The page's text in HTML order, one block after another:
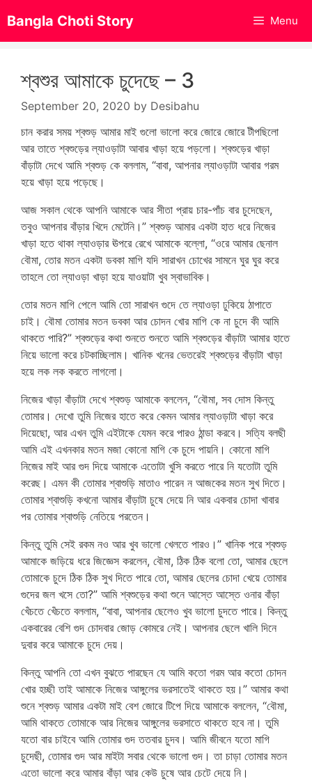
to
content
Bangla Choti Story Menu
শ্বশুর আমাকে চুদেছে – 3
September 20, 2020 by Desibahu
চান করার সময় শ্বশুড় আমার মাই গুলো ভালো করে জোরে জোরে টীপছিলো
আর তাতে শ্বশুড়ের ল্যাওড়াটা আবার খাড়া হয়ে পড়লো। শ্বশুড়ের খাড়া
বাঁড়াটা দেখে আমি শ্বশুড় কে বললাম, “বাবা, আপনার ল্যাওড়াটা আবার গরম
হয়ে খাড়া হয়ে পড়েছে।
আজ সকাল থেকে আপনি আমাকে আর সীতা প্রায় চার-পাঁচ বার চুদেছেন,
তবুও আপনার বাঁড়ার খিদে মেটেনি।” শ্বশুড় আমার একটা হাত ধরে নিজের
খাড়া হতে থাকা ল্যাওড়ার ঊপরে রেখে আমাকে বল্লো, “ওরে আমার ছেনাল
বৌমা, তোর মতন একটা ডবকা মাগি যদি সারাখন চোখের সামনে ঘুর ঘুর করে
তাহলে তো ল্যাওড়া খাড়া হয়ে যাওয়াটা খুব স্বাভাবিক।
তোর মতন মাগি পেলে আমি তো সারাখন গুদে তে ল্যাওড়া ঢুকিয়ে ঠাপাতে
চাই। বৌমা তোমার মতন ডবকা আর চোদন খোর মাগি কে না চুদে কী আমি
থাকতে পারি?” শ্বশুড়ের কথা শুনতে শুনতে আমি শ্বশুড়ের বাঁড়াটা আমার হাতে
নিয়ে ভালো করে চটকাচ্ছিলাম। খানিক খনের ভেতরেই শ্বশুড়ের বাঁড়াটা খাড়া
হয়ে লক লক করতে লাগলো।
নিজের খাড়া বাঁড়াটা দেখে শ্বশুড় আমাকে বললেন, “বৌমা, সব দোস কিন্তু
তোমার। দেখো তুমি নিজের হাতে করে কেমন আমার ল্যাওড়াটা খাড়া করে
দিয়েছো, আর এখন তুমি এইটাকে যেমন করে পারও ঠান্ডা করবে। সত্যি বলছী
আমি এই এখনকার মতন মজা কোনো মাগি কে চুদে পায়নি। কোনো মাগি
নিজের মাই আর গুদ দিয়ে আমাকে এতোটা খুসি করতে পারে নি যতোটা তুমি
করেছ। এমন কী তোমার শ্বাশুড়ি মাতাও পারেন ন আজকের মতন সুখ দিতে।
তোমার শ্বাশুড়ি কখনো আমার বাঁড়াটা চুষে দেয়ে নি আর একবার চোদা খাবার
পর তোমার শ্বাশুড়ি নেতিয়ে পরতেন।
কিন্তু তুমি সেই রকম নও আর খুব ভালো খেলতে পারও।” খানিক পরে শ্বশুড়
আমাকে জড়িয়ে ধরে জিজ্ঞেস করলেন, বৌমা, ঠিক ঠিক বলো তো, আমার ছেলে
তোমাকে চুদে ঠিক ঠিক সুখ দিতে পারে তো, আমার ছেলের চোদা খেয়ে তোমার
গুদের জল খসে তো?” আমি শ্বশুড়ের কথা শুনে আস্তে আস্তে ওনার বাঁড়া
খেঁচতে খেঁচতে বললাম, “বাবা, আপনার ছেলেও খুব ভালো চুদতে পারে। কিন্তু
একবারের বেশি গুদ চোদবার জোড় কোমরে নেই। আপনার ছেলে খালি দিনে
দুবার করে আমাকে চুদে দেয়।
কিন্তু আপনি তো এখন বুঝতে পারছেন যে আমি কতো গরম আর কতো চোদন
খোর হচ্ছী তাই আমাকে নিজের আঙ্গুলের ভরসাতেই থাকতে হয়।” আমার কথা
শুনে শ্বশুড় আমার একটা মাই বেশ জোরে টিপে দিয়ে আমাকে বললেন, “বৌমা,
আমি থাকতে তোমাকে আর নিজের আঙ্গুলের ভরসাতে থাকতে হবে না। তুমি
যতো বার চাইবে আমি তোমার গুদ ততবার চুদব। আমি জীবনে যতো মাগি
চুদেছী, তোমার গুদ আর মাইটা সবার থেকে ভালো গুদ। তা চাড়া তোমার মতন
এতো ভালো করে আমার বাঁড়া আর কেউ চুষে আর চেটে দেয়ে নি।